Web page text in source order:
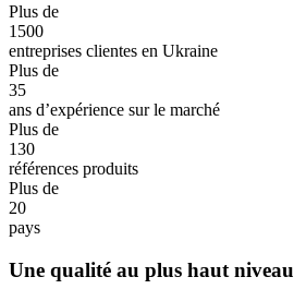
Plus de
1500
entreprises clientes en Ukraine
Plus de
35
ans d’expérience sur le marché
Plus de
130
références produits
Plus de
20
pays
Une qualité au plus haut niveau